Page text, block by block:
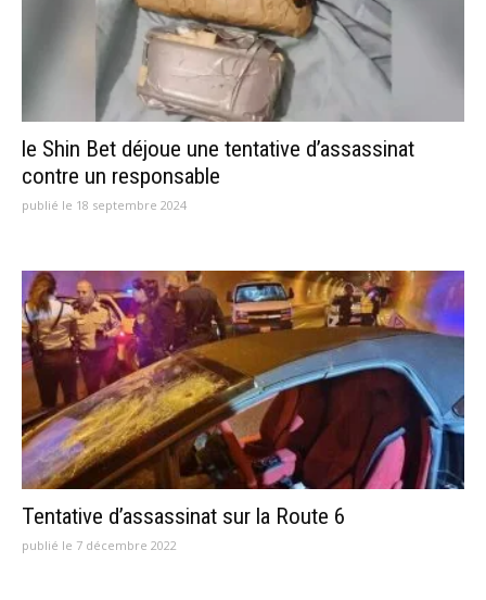
le Shin Bet déjoue une tentative d’assassinat
contre un responsable
publié le 18 septembre 2024
Tentative d’assassinat sur la Route 6
publié le 7 décembre 2022